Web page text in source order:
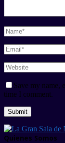
Save my name,
time I comment.
Quienes Somos